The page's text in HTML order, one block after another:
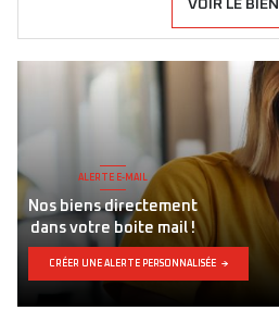
VOIR LE BIEN